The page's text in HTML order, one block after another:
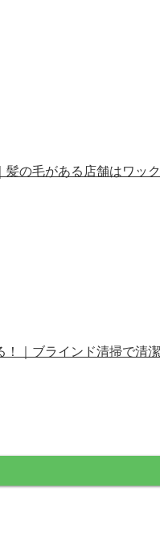
髪の毛がある店舗はワッ
！｜ブラインド清掃で清